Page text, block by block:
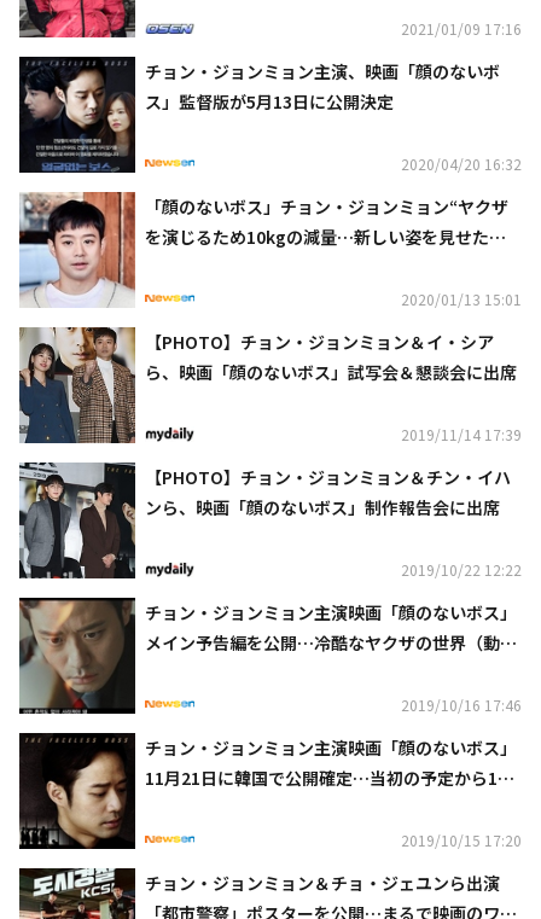
2021/01/09 17:16
チョン・ジョンミョン主演、映画「顔のないボ
ス」監督版が5月13日に公開決定
2020/04/20 16:32
「顔のないボス」チョン・ジョンミョン“ヤクザ
を演じるため10kgの減量…新しい姿を見せたか
2020/01/13 15:01
【PHOTO】チョン・ジョンミョン＆イ・シア
ら、映画「顔のないボス」試写会＆懇談会に出席
2019/11/14 17:39
【PHOTO】チョン・ジョンミョン＆チン・イハ
ンら、映画「顔のないボス」制作報告会に出席
2019/10/22 12:22
チョン・ジョンミョン主演映画「顔のないボス」
メイン予告編を公開…冷酷なヤクザの世界（動画
2019/10/16 17:46
チョン・ジョンミョン主演映画「顔のないボス」
11月21日に韓国で公開確定…当初の予定から1週
2019/10/15 17:20
チョン・ジョンミョン＆チョ・ジェユンら出演
「都市警察」ポスターを公開…まるで映画のワン